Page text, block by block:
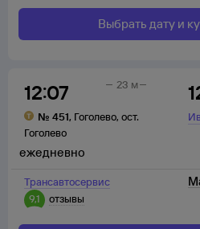
Выбрать дату и
12:07
№ 451, Гоголево, ост.
Гоголево
23 м
Трансавтосервис
9,1
отзывы
ежедневно